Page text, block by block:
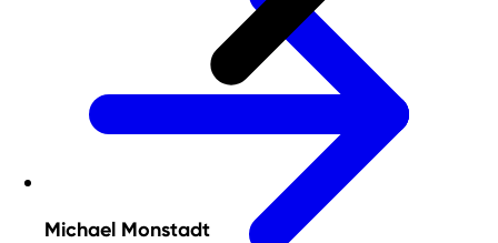
Michael Monstadt